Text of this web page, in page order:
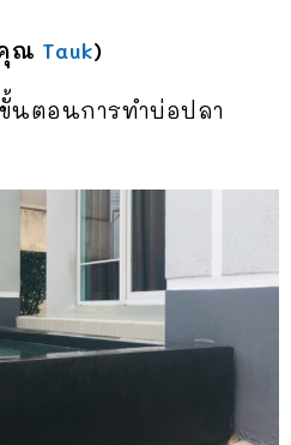
ณ Tauk)
นตอนการทำบ่อปลา